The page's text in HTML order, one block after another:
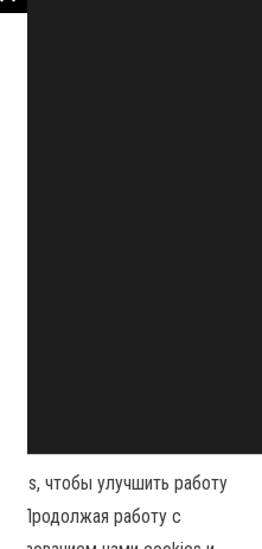
чтобы улучшить работу
Продолжая работу с